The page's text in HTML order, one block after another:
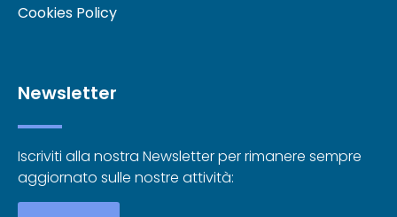
Cookies Policy
Newsletter
Iscriviti alla nostra Newsletter per rimanere sempre
aggiornato sulle nostre attività: